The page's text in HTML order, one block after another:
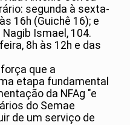
segunda à sexta-
16h (Guichê 16); e
Nagib Ismael, 104.
8h às 12h e das
que a
etapa fundamental
da NFAg "e
do Semae
de um serviço de